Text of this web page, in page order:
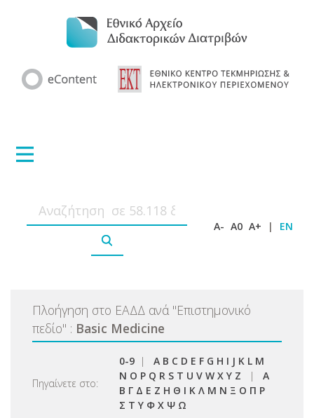
A- A0 A+ | EN
Πλοήγηση στο ΕΑΔΔ ανά "Επιστημονικό
πεδίο" : Basic Medicine
Πηγαίνετε στο:
0-9 | A B C D E F G H I J K L M
N O P Q R S T U V W X Y Z | Α
Β Γ Δ Ε Ζ Η Θ Ι Κ Λ Μ Ν Ξ Ο Π Ρ
Σ Τ Υ Φ Χ Ψ Ω